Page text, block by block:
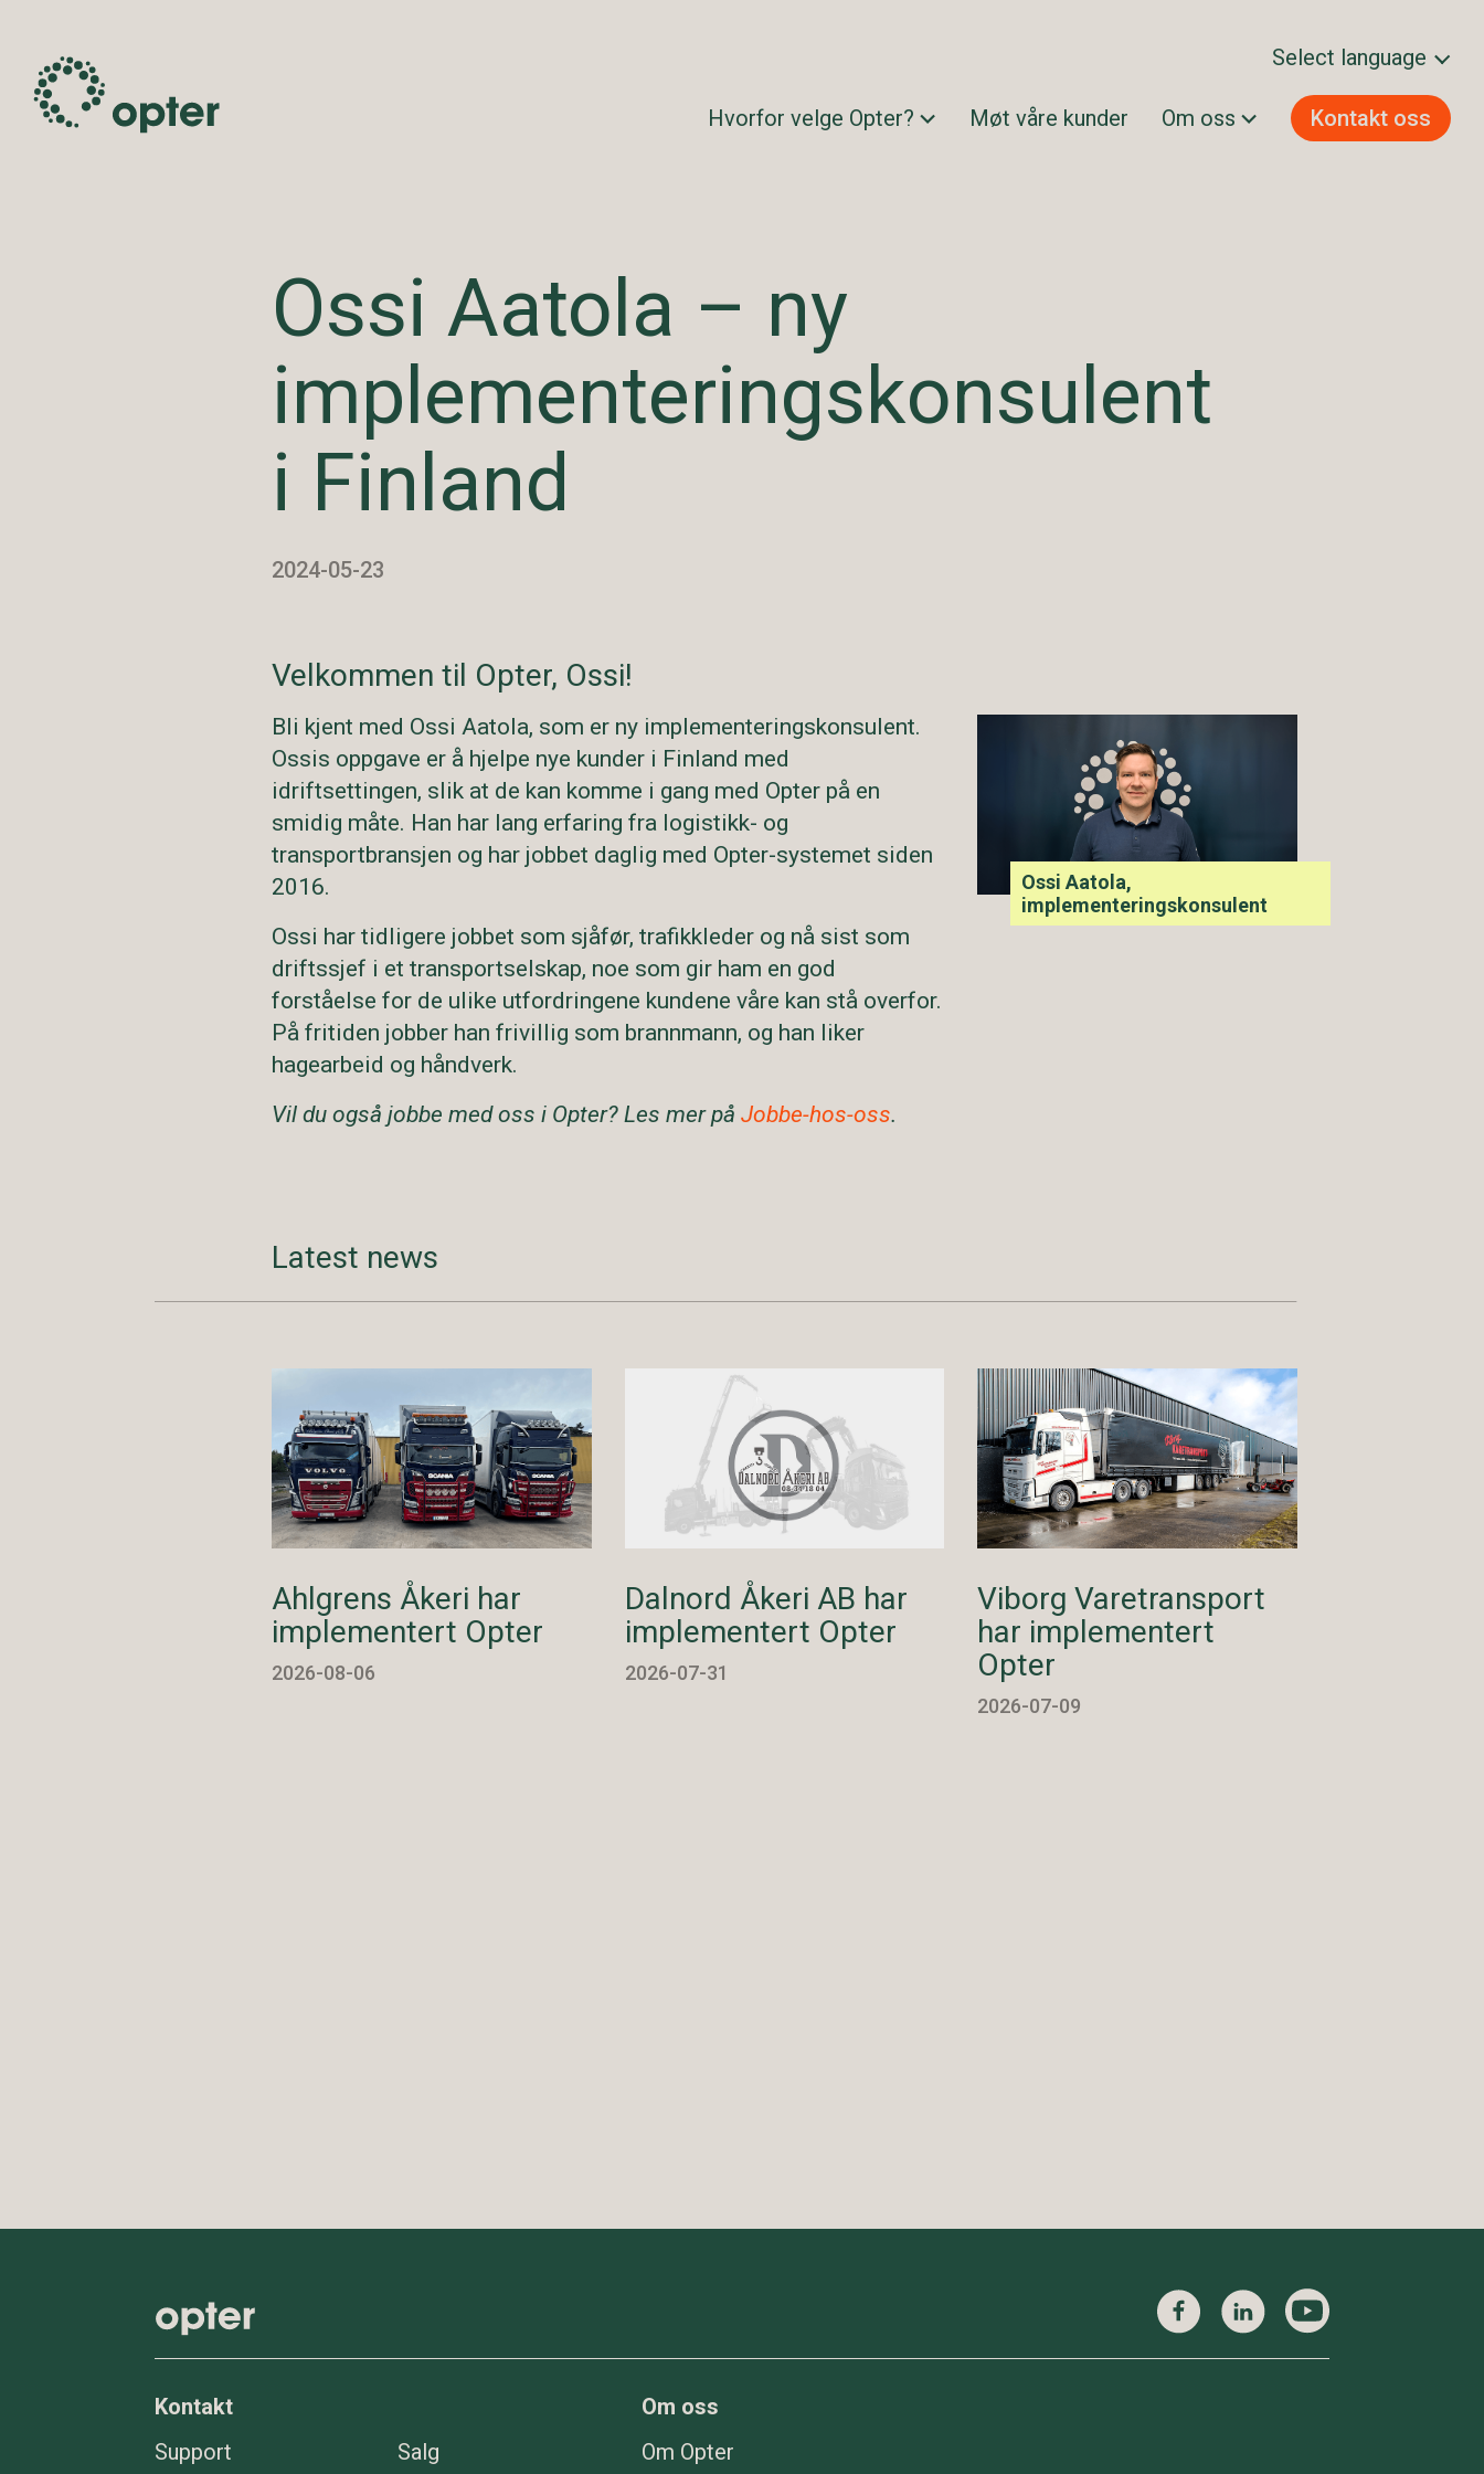
Select language
Svenska
Hvorfor velge Opter? Møt våre kunder Om oss Kontakt oss
Ossi Aatola – ny
implementeringskonsulent
i Finland
2024-05-23
Velkommen til Opter, Ossi!
Ossi Aatola,
implementeringskonsulent
Bli kjent med Ossi Aatola, som er ny implementeringskonsulent.
Ossis oppgave er å hjelpe nye kunder i Finland med
idriftsettingen, slik at de kan komme i gang med Opter på en
smidig måte. Han har lang erfaring fra logistikk- og
transportbransjen og har jobbet daglig med Opter-systemet siden
2016.
Ossi har tidligere jobbet som sjåfør, trafikkleder og nå sist som
driftssjef i et transportselskap, noe som gir ham en god
forståelse for de ulike utfordringene kundene våre kan stå overfor.
På fritiden jobber han frivillig som brannmann, og han liker
hagearbeid og håndverk.
Vil du også jobbe med oss i Opter? Les mer på Jobbe-hos-oss.
Latest news
Ahlgrens Åkeri har
implementert Opter
2026-08-06
Dalnord Åkeri AB har
implementert Opter
2026-07-31
Viborg Varetransport
har implementert
Opter
2026-07-09
Kontakt
Support
Salg
Om oss
Om Opter